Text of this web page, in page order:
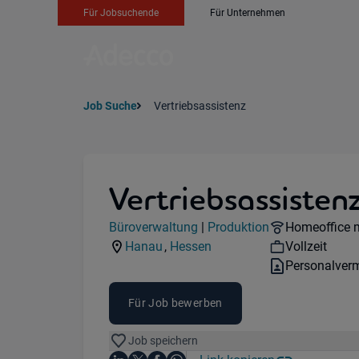
Für Jobsuchende Für Unternehmen
Job Suche Vertriebsassistenz
Jobdetails
Kategorie:
Büroverwaltung |
Industry:
Produktion
Standorte:
Hanau ,
Region:
Hessen
Remote
Homeoffice
Workhours:
Vollzeit
Vertragsart:
Für Job bewerben
Job speichern